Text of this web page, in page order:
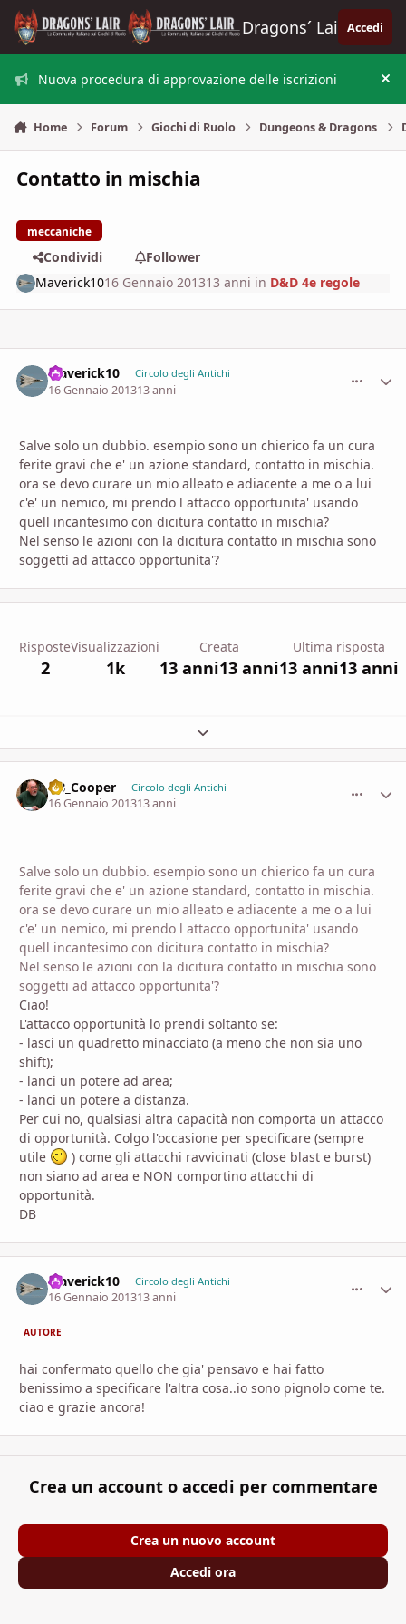
Vai al contenuto
Dragons´ Lair Accedi
Nuova procedura di approvazione delle iscrizioni
Home Forum Giochi di Ruolo Dungeons & Dragons
Contatto in mischia
meccaniche
Condividi
Follower
Maverick1016 Gennaio 201313 anni in D&D 4e regole
Maverick10 Circolo degli Antichi
16 Gennaio 201313 anni
Salve solo un dubbio. esempio sono un chierico fa un cura
ferite gravi che e' un azione standard, contatto in mischia.
ora se devo curare un mio alleato e adiacente a me o a lui
c'e' un nemico, mi prendo l attacco opportunita' usando
quell incantesimo con dicitura contatto in mischia?
Nel senso le azioni con la dicitura contatto in mischia sono
soggetti ad attacco opportunita'?
Risposte
2
Visualizzazioni
1k
Creata
13 anni13 anni
Ultima risposta
13 anni13 anni
Espandi panoramica del topic
DB_Cooper Circolo degli Antichi
16 Gennaio 201313 anni
Salve solo un dubbio. esempio sono un chierico fa un cura
ferite gravi che e' un azione standard, contatto in mischia.
ora se devo curare un mio alleato e adiacente a me o a lui
c'e' un nemico, mi prendo l attacco opportunita' usando
quell incantesimo con dicitura contatto in mischia?
Nel senso le azioni con la dicitura contatto in mischia sono
soggetti ad attacco opportunita'?
Ciao!
L'attacco opportunità lo prendi soltanto se:
- lasci un quadretto minacciato (a meno che non sia uno
shift);
- lanci un potere ad area;
- lanci un potere a distanza.
Per cui no, qualsiasi altra capacità non comporta un attacco
di opportunità. Colgo l'occasione per specificare (sempre
utile
) come gli attacchi ravvicinati (close blast e burst)
non siano ad area e NON comportino attacchi di
opportunità.
DB
Maverick10 Circolo degli Antichi
16 Gennaio 201313 anni
AUTORE
hai confermato quello che gia' pensavo e hai fatto
benissimo a specificare l'altra cosa..io sono pignolo come te.
ciao e grazie ancora!
Crea un account o accedi per commentare
Crea un nuovo account
Accedi ora